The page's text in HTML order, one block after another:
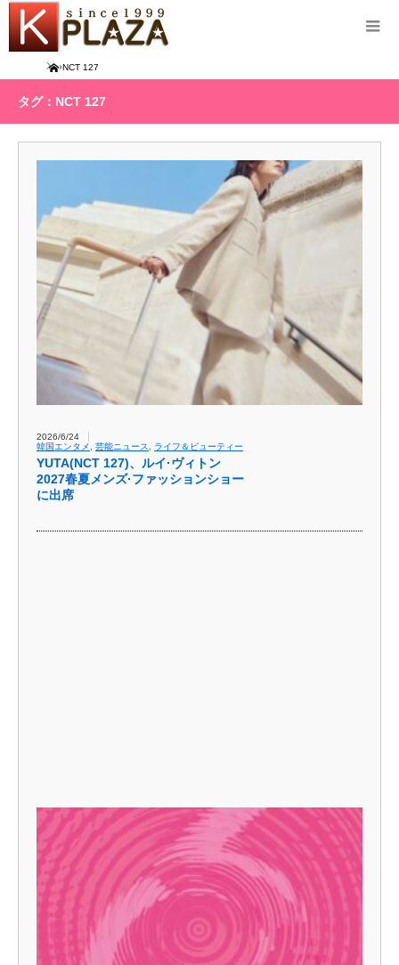
HomeNCT 127
タグ：NCT 127
2026/6/24
韓国エンタメ
芸能ニュース ライフ＆ビューティー
YUTA(NCT 127)、ルイ·ヴィトン
2027春夏メンズ·ファッションショー
に出席